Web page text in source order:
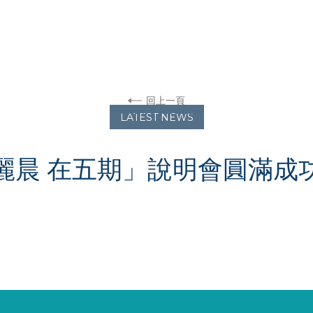
LATEST NEWS
晨 在五期」說明會圓滿成
JULY 31, 2023
回上一頁